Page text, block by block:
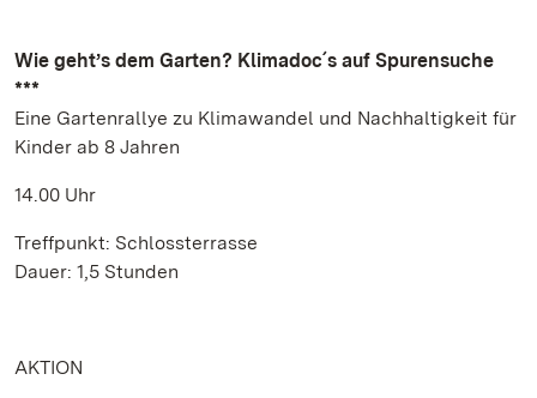
Wie geht’s dem Garten? Klimadoc´s auf Spurensuche
***
Eine Gartenrallye zu Klimawandel und Nachhaltigkeit für
Kinder ab 8 Jahren
14.00 Uhr
Treffpunkt: Schlossterrasse
Dauer: 1,5 Stunden
AKTION